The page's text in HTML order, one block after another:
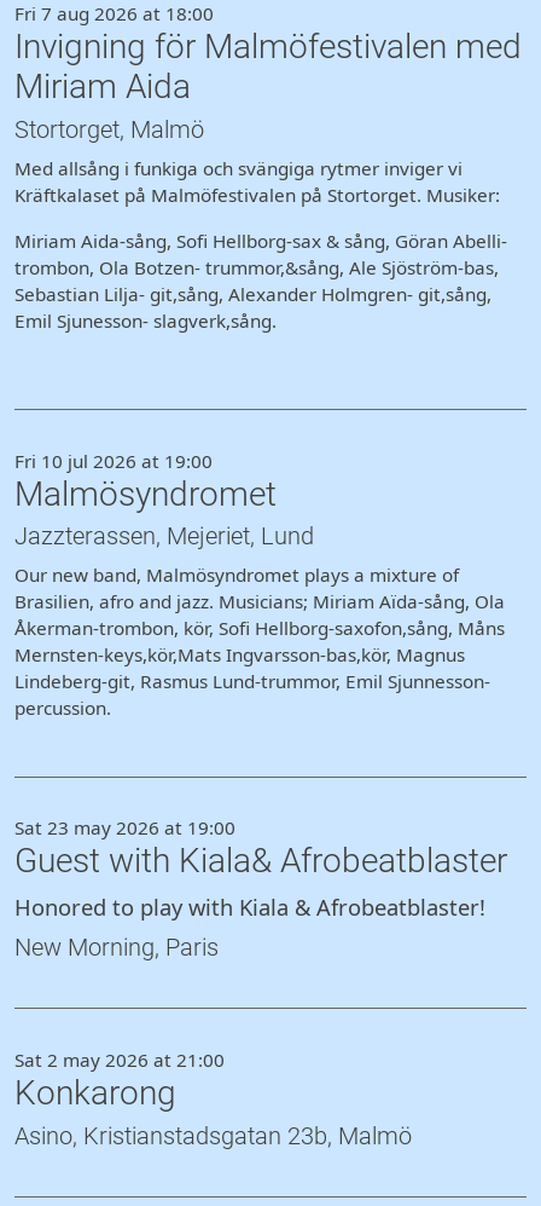
Fri 7 aug 2026 at 18:00
Invigning för Malmöfestivalen med
Miriam Aida
Stortorget, Malmö
Med allsång i funkiga och svängiga rytmer inviger vi
Kräftkalaset på Malmöfestivalen på Stortorget. Musiker:
Miriam Aida-sång, Sofi Hellborg-sax & sång, Göran Abelli-
trombon, Ola Botzen- trummor,&sång, Ale Sjöström-bas,
Sebastian Lilja- git,sång, Alexander Holmgren- git,sång,
Emil Sjunesson- slagverk,sång.
Fri 10 jul 2026 at 19:00
Malmösyndromet
Jazzterassen, Mejeriet, Lund
Our new band, Malmösyndromet plays a mixture of
Brasilien, afro and jazz. Musicians; Miriam Aïda-sång, Ola
Åkerman-trombon, kör, Sofi Hellborg-saxofon,sång, Måns
Mernsten-keys,kör,Mats Ingvarsson-bas,kör, Magnus
Lindeberg-git, Rasmus Lund-trummor, Emil Sjunnesson-
percussion.
Sat 23 may 2026 at 19:00
Guest with Kiala& Afrobeatblaster
Honored to play with Kiala & Afrobeatblaster!
New Morning, Paris
Sat 2 may 2026 at 21:00
Konkarong
Asino, Kristianstadsgatan 23b, Malmö